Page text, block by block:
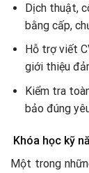
Dịch thuật,
bằng cấp,
Hỗ trợ viết
giới thiệu
Kiểm tra
bảo đúng
Khóa học kỹ
Một trong